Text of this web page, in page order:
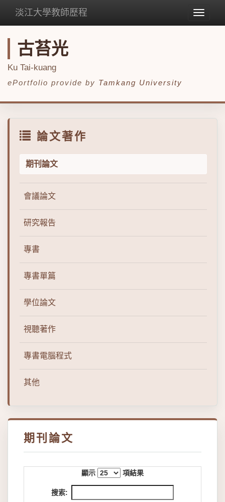
Toggle
淡江大學教師歷程
古苔光
Ku Tai-kuang
ePortfolio provide by Tamkang University
論文著作
期刊論文
會議論文
研究報告
專書
專書單篇
學位論文
視聽著作
專書電腦程式
其他
期刊論文
顯示 項結果
搜索: